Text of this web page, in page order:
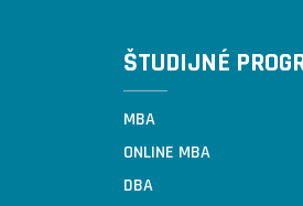
ŠTUDIJNÉ
MBA
ONLINE MBA
DBA